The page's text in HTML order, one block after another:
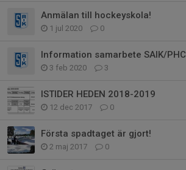
Anmälan till hockeyskola!
1 jul 2020 0
Information samarbete SAIK/PHC
3 feb 2020 3
ISTIDER HEDEN 2018-2019
12 dec 2017 0
Första spadtaget är gjort!
2 maj 2017 0